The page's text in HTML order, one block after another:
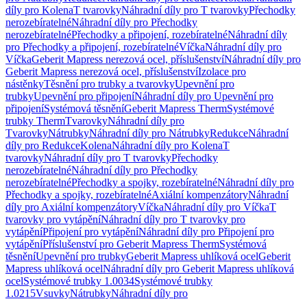
díly pro KolenaT tvarovkyNáhradní díly pro T tvarovkyPřechodky
nerozebíratelnéNáhradní díly pro Přechodky
nerozebíratelnéPřechodky a připojení, rozebíratelnéNáhradní díly
pro Přechodky a připojení, rozebíratelnéVíčkaNáhradní díly pro
VíčkaGeberit Mapress nerezová ocel, příslušenstvíNáhradní díly pro
Geberit Mapress nerezová ocel, příslušenstvíIzolace pro
nástěnkyTěsnění pro trubky a tvarovkyUpevnění pro
trubkyUpevnění pro připojeníNáhradní díly pro Upevnění pro
připojeníSystémová těsněníGeberit Mapress ThermSystémové
trubky ThermTvarovkyNáhradní díly pro
TvarovkyNátrubkyNáhradní díly pro NátrubkyRedukceNáhradní
díly pro RedukceKolenaNáhradní díly pro KolenaT
tvarovkyNáhradní díly pro T tvarovkyPřechodky
nerozebíratelnéNáhradní díly pro Přechodky
nerozebíratelnéPřechodky a spojky, rozebíratelnéNáhradní díly pro
Přechodky a spojky, rozebíratelnéAxiální kompenzátoryNáhradní
díly pro Axiální kompenzátoryVíčkaNáhradní díly pro VíčkaT
tvarovky pro vytápěníNáhradní díly pro T tvarovky pro
vytápěníPřipojení pro vytápěníNáhradní díly pro Připojení pro
vytápěníPříslušenství pro Geberit Mapress ThermSystémová
těsněníUpevnění pro trubkyGeberit Mapress uhlíková ocelGeberit
Mapress uhlíková ocelNáhradní díly pro Geberit Mapress uhlíková
ocelSystémové trubky 1.0034Systémové trubky
1.0215VsuvkyNátrubkyNáhradní díly pro